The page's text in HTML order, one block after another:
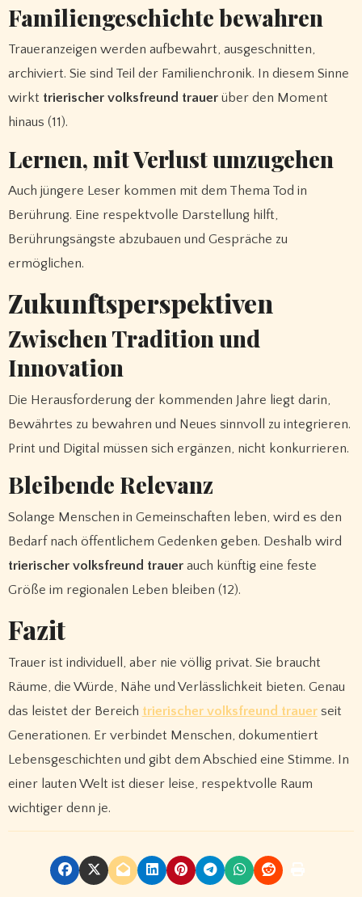
Familiengeschichte bewahren
Traueranzeigen werden aufbewahrt, ausgeschnitten,
archiviert. Sie sind Teil der Familienchronik. In diesem Sinne
wirkt trierischer volksfreund trauerüber den Moment
hinaus (11).
Lernen, mit Verlust umzugehen
Auch jüngere Leser kommen mit dem Thema Tod in
Berührung. Eine respektvolle Darstellung hilft,
Berührungsängste abzubauen und Gespräche zu
ermöglichen.
Zukunftsperspektiven
Zwischen Tradition und
Innovation
Die Herausforderung der kommenden Jahre liegt darin,
Bewährtes zu bewahren und Neues sinnvoll zu integrieren.
Print und Digital müssen sich ergänzen, nicht konkurrieren.
Bleibende Relevanz
Solange Menschen in Gemeinschaften leben, wird es den
Bedarf nach öffentlichem Gedenken geben. Deshalb wird
trierischer volksfreund trauerauch künftig eine feste
Größe im regionalen Leben bleiben (12).
Fazit
Trauer ist individuell, aber nie völlig privat. Sie braucht
Räume, die Würde, Nähe und Verlässlichkeit bieten. Genau
das leistet der Bereich trierischer volksfreund trauerseit
Generationen. Er verbindet Menschen, dokumentiert
Lebensgeschichten und gibt dem Abschied eine Stimme. In
einer lauten Welt ist dieser leise, respektvolle Raum
wichtiger denn je.